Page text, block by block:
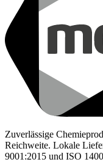
Zuverlässige
Reichweite. Lokale
9001:2015 und ISO